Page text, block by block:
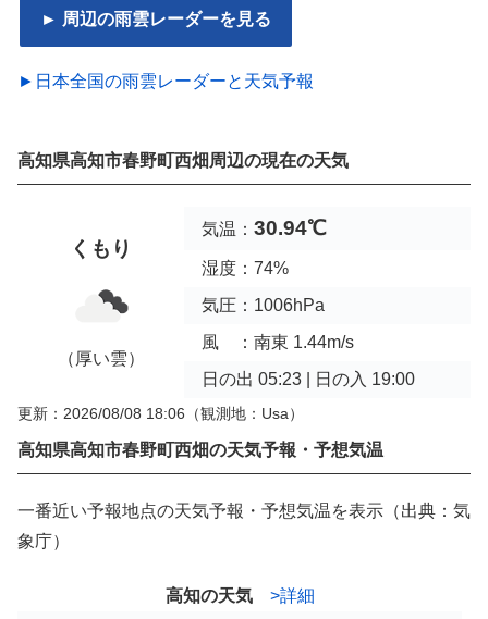
► 周辺の雨雲レーダーを見る
►日本全国の雨雲レーダーと天気予報
高知県高知市春野町西畑周辺の現在の天気
くもり
（厚い雲）
気温： 30.94℃
湿度：74%
気圧：1006hPa
風 ：南東 1.44m/s
日の出 05:23 | 日の入 19:00
更新：2026/08/08 18:06 （観測地：Usa）
高知県高知市春野町西畑の天気予報・予想気温
一番近い予報地点の天気予報・予想気温を表示（出典：気
象庁）
高知の天気
>詳細